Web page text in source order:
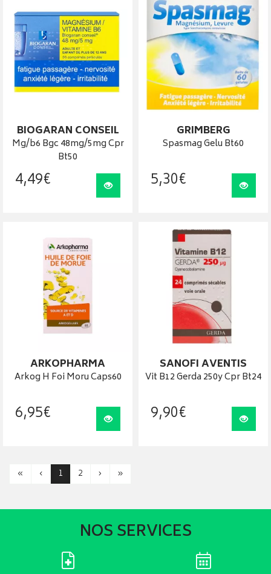
BIOGARAN CONSEIL
Mg/b6 Bgc 48mg/5mg Cpr
Bt50
4,49€ Visualiser
GRIMBERG
Spasmag Gelu Bt60
5,30€
ARKOPHARMA
Arkog H Foi Moru Caps60
6,95€ Visualiser
SANOFI AVENTIS
Vit B12 Gerda 250y Cpr Bt24
9,90€
« ‹ 1 2 › »
NOS SERVICES